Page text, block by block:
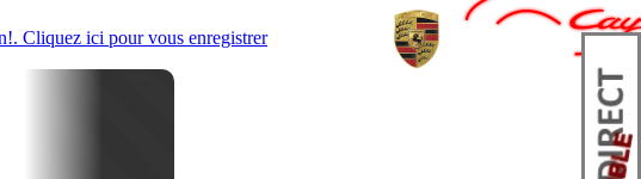
Cliquez ici pour vous enregistrer